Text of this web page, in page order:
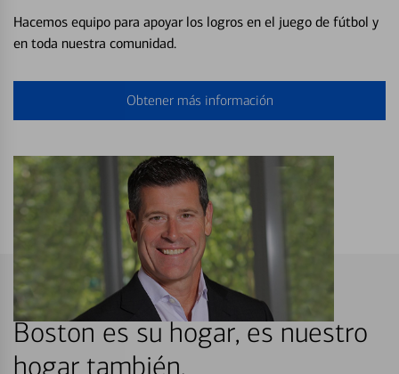
Hacemos equipo para apoyar los logros en el juego de fútbol y
en toda nuestra comunidad.
Obtener más información
Boston es su hogar, es nuestro
hogar también.